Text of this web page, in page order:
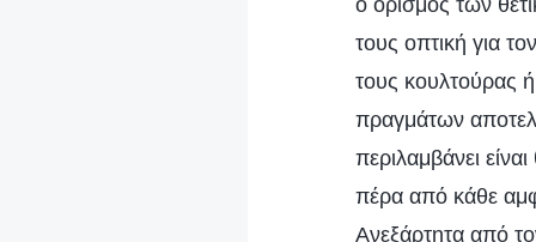
ο ορισμός των
τους οπτική για
τους κουλτούρας
πραγμάτων
περιλαμβάνει
πέρα από κάθε
Ανεξάρτητα από